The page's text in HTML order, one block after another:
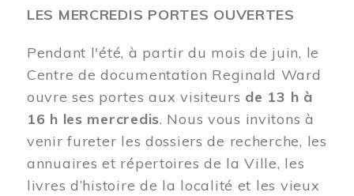
LES MERCREDIS PORTES OUVERTES
Pendant l'été, à partir du mois de juin, le
Centre de documentation Reginald Ward
ouvre ses portes aux visiteurs de 13 h à
16 h les mercredis. Nous vous invitons à
venir fureter les dossiers de recherche, les
annuaires et répertoires de la Ville, les
livres d’histoire de la localité et les vieux